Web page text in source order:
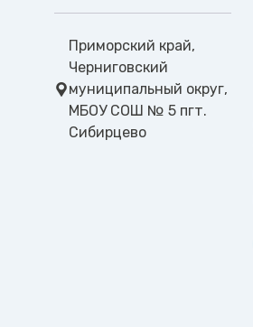
Приморский край,
Черниговский
муниципальный округ,
МБОУ СОШ № 5 пгт.
Сибирцево